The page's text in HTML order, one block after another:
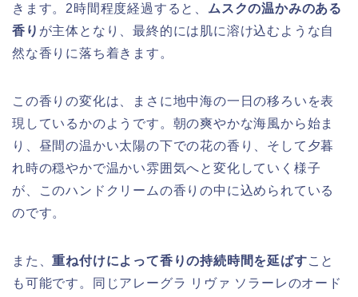
きます。2時間程度経過すると、 ムスクの温かみのある
香り が主体となり、最終的には肌に溶け込むような自
然な香りに落ち着きます。
この香りの変化は、まさに地中海の一日の移ろいを表
現しているかのようです。朝の爽やかな海風から始ま
り、昼間の温かい太陽の下での花の香り、そして夕暮
れ時の穏やかで温かい雰囲気へと変化していく様子
が、このハンドクリームの香りの中に込められている
のです。
また、重ね付けによって香りの持続時間を延ばすこと
も可能です。同じアレーグラ リヴァ ソラーレのオード